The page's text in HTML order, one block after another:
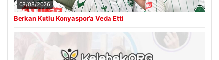
08/08/2026
Berkan Kutlu Konyaspor’a Veda Etti